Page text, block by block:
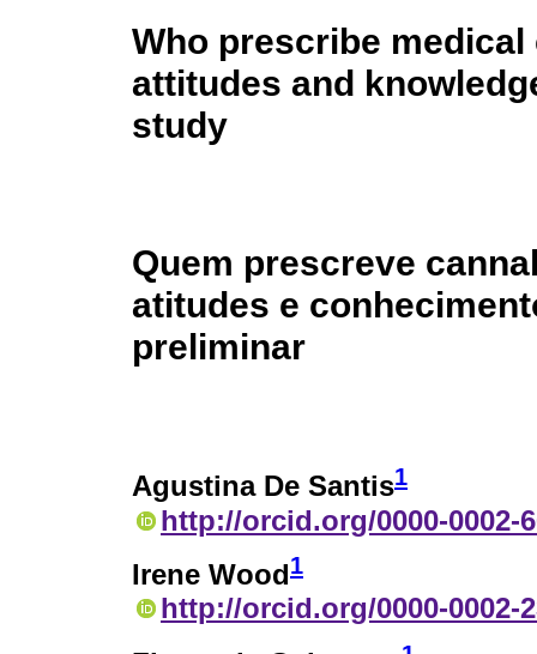
Who prescribe
attitudes and
study
Quem prescreve
atitudes e
preliminar
Agustina De Santis1
http://orcid.org/0000-0002-
Irene Wood1
http://orcid.org/0000-0002-